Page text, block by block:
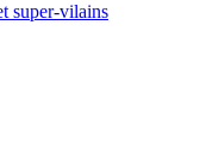
super-vilains